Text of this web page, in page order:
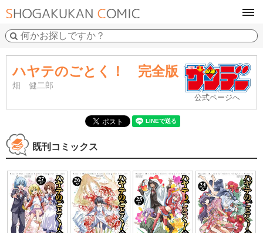
ハヤテのごとく！ 完全版
畑 健二郎
公式ページへ
既刊コミックス